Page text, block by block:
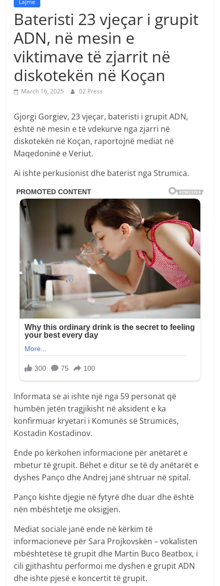
Bateristi 23 vjeçar i grupit
ADN, në mesin e
viktimave të zjarrit në
diskotekën në Koçan
March 16, 2025 02 Press
Gjorgi Gorgiev, 23 vjeçar, bateristi i grupit ADN,
është në mesin e të vdekurve nga zjarri në
diskotekën në Koçan, raportojnë mediat në
Maqedoninë e Veriut.
Ai ishte perkusionist dhe baterist nga Strumica.
Informata se ai ishte një nga 59 personat që
humbën jetën tragjikisht në aksident e ka
konfirmuar kryetari i Komunës së Strumicës,
Kostadin Kostadinov.
Ende po kërkohen informacione për anëtarët e
mbetur të grupit. Bëhet e ditur se të dy anëtarët e
dyshes Panço dhe Andrej janë shtruar në spital.
Panço kishte djegie në fytyrë dhe duar dhe është
nën mbështetje me oksigjen.
Mediat sociale janë ende në kërkim të
informacioneve për Sara Projkovskën – vokalisten
mbështetëse të grupit dhe Martin Buco Beatbox, i
cili gjithashtu performoi me dyshen e grupit ADN
dhe ishte pjesë e koncertit të grupit.